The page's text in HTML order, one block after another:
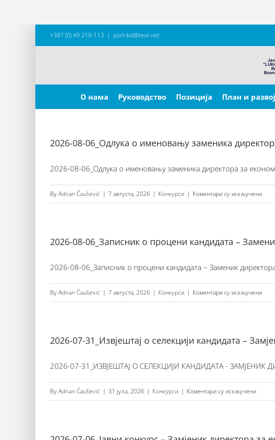
+387 (0) 49 216-113 | port-bd@teol.net
for:
О нама
Руководство Позиција План и развој
2026-08-06_Одлука о именовању заменика
2026-08-06_Одлука о именовању заменика директора за
ByAdnan Čaušević | 7 августа, 2026 | Конкурси | Коментари су искљученина
о
за
2026-08-06_Записник о процени кандидата –
2026-08-06_Записник о процени кандидата – Заменик
ByAdnan Čaušević | 7 августа, 2026 | Конкурси | Коментари су искљученина
о
–
2026-07-31_Извјештај о селекцији кандидата –
2026-07-31_ИЗВЈЕШТАЈ О СЕЛЕКЦИЈИ КАНДИДАТА - ЗАМЈЕНИК
ByAdnan Čaušević | 31 јула, 2026 | Конкурси | Коментари су искљученина
2026-